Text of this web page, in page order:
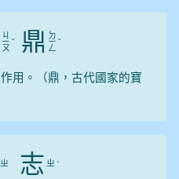
ㄐ
ㄧ
ㄡ
ˇ 鼎 ㄉ
ㄧ
ㄥ
ˇ
用。（鼎，古代國家的寶
ㄓ 志 ㄓ ˋ